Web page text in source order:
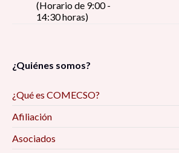
(Horario de 9:00 -
14:30 horas)
¿Quiénes somos?
¿Qué es COMECSO?
Afiliación
Asociados